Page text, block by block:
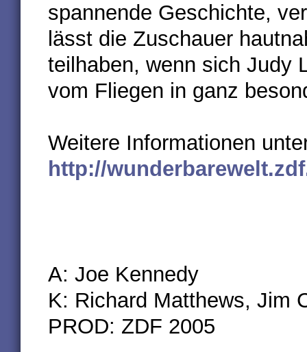
spannende Geschichte,
lässt die Zuschauer
teilhaben, wenn sich Judy
vom Fliegen in ganz
Weitere Informationen
http://
A: Joe Kennedy
K: Richard Matthews, Jim
PROD: ZDF 2005